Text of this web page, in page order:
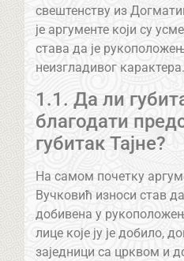
свештенству из
је аргументе који су
става да је
неизгладивог карактера.
1.1. Да ли
благодати
губитак Тајне?
На самом почетку
Вучковић износи став
добивена у
лице које ју је добило,
заједници са црквом и